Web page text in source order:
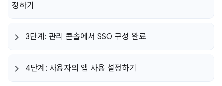
정하기
3단계: 관리 콘솔에서 SSO 구성 완료
4단계: 사용자의 앱 사용 설정하기